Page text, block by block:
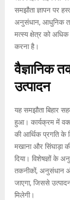
समझौता ज्ञापन पर
अनुसंधान, आधुनिक
मत्स्य क्षेत्र को
करना है।
वैज्ञानिक
उत्पादन
यह समझौता बिहार
हुआ। कार्यक्रम में
की आर्थिक प्रगति के
मखाना और सिंघाड़ा
दिया। विशेषज्ञों के
तकनीकों, अनुसंधान
जाएगा, जिससे
मिलेगी।